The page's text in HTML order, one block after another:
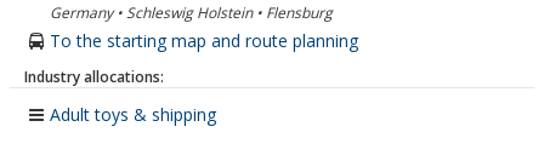
Germany • Schleswig Holstein • Flensburg
To the starting map and route planning
Industry allocations:
Adult toys & shipping